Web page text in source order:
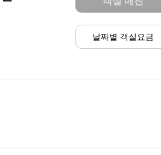
날짜별 객실요금